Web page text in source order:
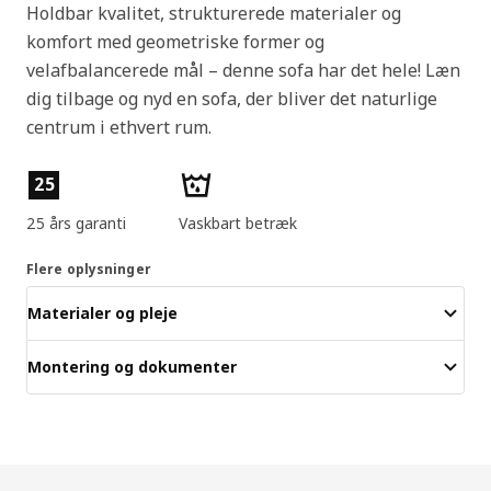
Holdbar kvalitet, strukturerede materialer og
komfort med geometriske former og
velafbalancerede mål – denne sofa har det hele! Læn
dig tilbage og nyd en sofa, der bliver det naturlige
centrum i ethvert rum.
Produktfunktioner
25
25 års garanti Vaskbart betræk
Flere oplysninger
Materialer og pleje
Montering og dokumenter